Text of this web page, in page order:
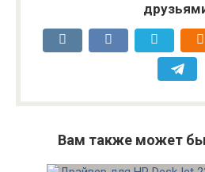
Вам также может